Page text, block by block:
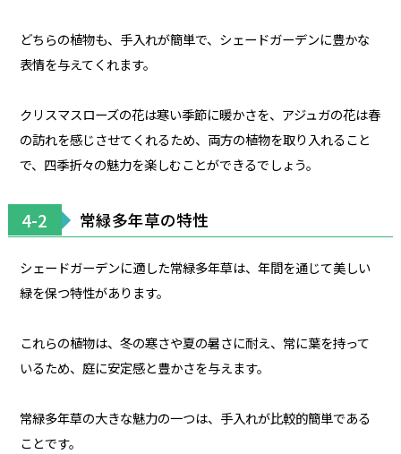
どちらの植物も、手入れが簡単で、シェードガーデンに豊かな
表情を与えてくれます。
クリスマスローズの花は寒い季節に暖かさを、アジュガの花は春
の訪れを感じさせてくれるため、両方の植物を取り入れること
で、四季折々の魅力を楽しむことができるでしょう。
4-2 常緑多年草の特性
シェードガーデンに適した常緑多年草は、年間を通じて美しい
緑を保つ特性があります。
これらの植物は、冬の寒さや夏の暑さに耐え、常に葉を持って
いるため、庭に安定感と豊かさを与えます。
常緑多年草の大きな魅力の一つは、手入れが比較的簡単である
ことです。